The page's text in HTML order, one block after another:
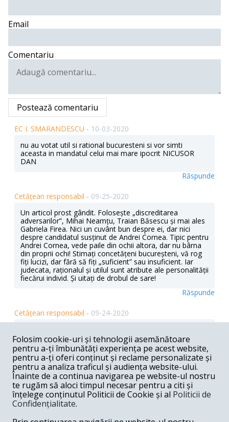
Email
Comentariu
Postează comentariu
EC I. SMARANDESCU - 10-03-2020
nu au votat util si rational bucuresteni si vor simti
aceasta in mandatul celui mai mare ipocrit NICUSOR
DAN
Răspunde
Cetățean responsabil - 09-25-2020
Un articol prost gândit. Folosește „discreditarea
adversarilor”, Mihai Neamțu, Traian Băsescu și mai ales
Gabriela Firea. Nici un cuvânt bun despre ei, dar nici
despre candidatul susținut de Andrei Cornea. Tipic pentru
Andrei Cornea, vede paile din ochii altora, dar nu bârna
din proprii ochi! Stimați concetățeni bucureșteni, vă rog
fiți lucizi, dar fără să fiți „suficient” sau insuficient. Iar
judecata, raționalul și utilul sunt atribute ale personalității
fiecărui individ. Și uitați de drobul de sare!
Răspunde
Cetățean responsabil - 09-24-2020
Folosește „discreditarea adversarilor”, Mihai Neamțu,
Traian Băsescu și mai ales Gabriela Firea. Nici un cuvânt
bun despre ei, dar nici despre candidatul susținut de
Andrei Cornea. Tipic pentru Andrei Cornea, vede paile din
ochii altora, dar nu bârna din proprii ochi! Stimați
concetățeni bucureșteni, vă rog fiți lucizi, dar fără să fiți
„suficient” sau insuficient. Iar judecata, raționalul și utilul
sunt atribute ale personalității fiecărui individ. Și uitați de
drobul de sare!
Răspunde
Folosim cookie-uri și tehnologii asemănătoare
pentru a-ți îmbunătăți experiența pe acest website,
pentru a-ți oferi conținut și reclame personalizate și
pentru a analiza traficul și audiența website-ului.
Înainte de a continua navigarea pe website-ul nostru
te rugăm să aloci timpul necesar pentru a citi și
înțelege conținutul Politicii de Cookie și al Politicii de
Confidențialitate.